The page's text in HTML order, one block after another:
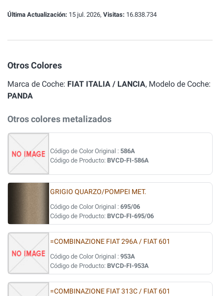
Última Actualización: 15 jul. 2026, Visitas: 16.838.734
Otros Colores
Marca de Coche: FIAT ITALIA / LANCIA, Modelo de Coche:
PANDA
Otros colores metalizados
Código de Color Original : 586A
Código de Producto: BVCD-FI-586A
GRIGIO QUARZO/POMPEI MET.
Código de Color Original : 695/06
Código de Producto: BVCD-FI-695/06
=COMBINAZIONE FIAT 296A / FIAT 601
Código de Color Original : 953A
Código de Producto: BVCD-FI-953A
=COMBINAZIONE FIAT 313C / FIAT 601